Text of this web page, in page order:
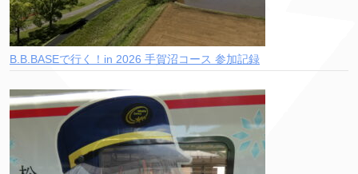
B.B.BASEで行く！in 2026 手賀沼コース 参加記録